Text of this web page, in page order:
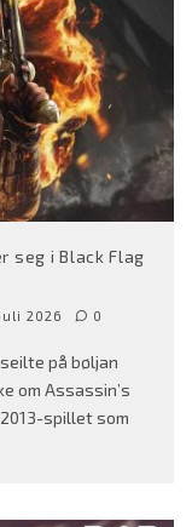
seg i Black Flag
2026 0
på bøljan
om Assassin’s
2013-spillet som